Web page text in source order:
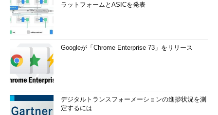
ラットフォームとASICを発表
Googleが「Chrome Enterprise 73」をリリース
デジタルトランスフォーメーションの進捗状況を測
定するには